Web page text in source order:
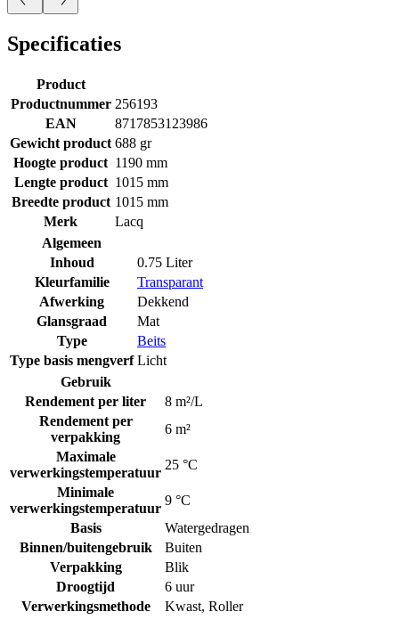
Specificaties
Product
Productnummer 256193
EAN
8717853123986
Gewicht product 688 gr
Hoogte product 1190 mm
Lengte product 1015 mm
Breedte product 1015 mm
Merk
Lacq
Algemeen
Inhoud
0.75 Liter
Kleurfamilie
Transparant
Afwerking
Dekkend
Glansgraad
Mat
Type
Beits
Type basis mengverf Licht
Gebruik
Rendement per liter
8 m²/L
Rendement per
verpakking
6 m²
Maximale
verwerkingstemperatuur
25 °C
Minimale
verwerkingstemperatuur
9 °C
Basis
Watergedragen
Binnen/buitengebruik
Buiten
Verpakking
Blik
Droogtijd
6 uur
Verwerkingsmethode
Kwast, Roller